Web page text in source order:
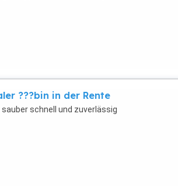
???bin in der Rente
sauber schnell und zuverlässig